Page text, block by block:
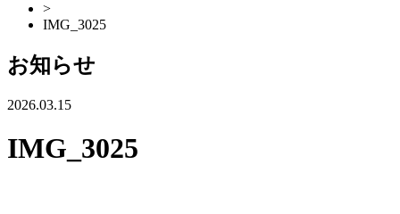
>
IMG_3025
お知らせ
2026.03.15
IMG_3025